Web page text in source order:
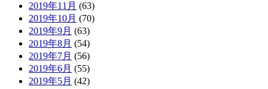
2019年11月 (63)
2019年10月 (70)
2019年9月 (63)
2019年8月 (54)
2019年7月 (56)
2019年6月 (55)
2019年5月 (42)